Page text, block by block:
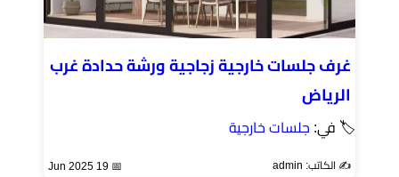
غرف جلسات خارجية زجاجية ورشة حدادة غرب
الرياض
🏷 في: جلسات خارجية
✍️ الكاتب: admin 📅 19 Jun 2025